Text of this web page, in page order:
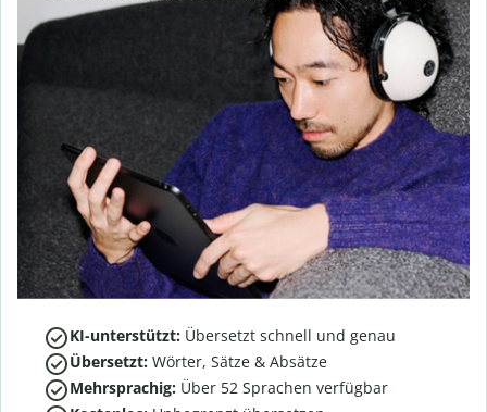
KI-unterstützt: Übersetzt schnell und genau
Übersetzt: Wörter, Sätze & Absätze
Mehrsprachig: Über 52 Sprachen verfügbar